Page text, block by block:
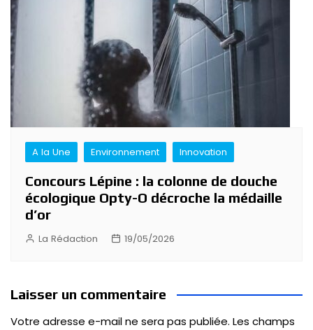
A la Une Environnement Innovation
Concours Lépine : la colonne de douche
écologique Opty-O décroche la médaille
d’or
La Rédaction 19/05/2026
Laisser un commentaire
Votre adresse e-mail ne sera pas publiée. Les champs